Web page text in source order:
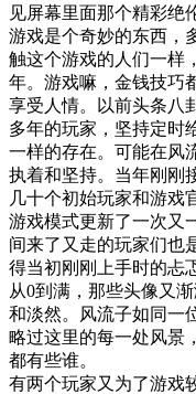
见屏幕里面那个精彩绝
游戏是个奇妙的东西，
触这个游戏的人们一样
年。游戏嘛，金钱技巧
享受人情。以前头条八
多年的玩家，坚持定时
一样的存在。可能在风
执着和坚持。当年刚刚
几十个初始玩家和游戏
游戏模式更新了一次又
间来了又走的玩家们也
得当初刚刚上手时的忐
从0到满，那些头像又
和淡然。风流子如同一
略过这里的每一处风景
都有些谁。
有两个玩家又为了游戏